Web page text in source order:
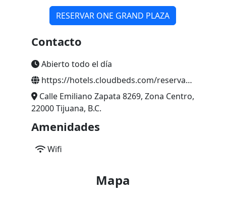
RESERVAR ONE GRAND PLAZA
Contacto
Abierto todo el día
https://hotels.cloudbeds.com/reservation/rA6Q2y#promo=VISITLAREVU
Calle Emiliano Zapata 8269, Zona Centro,
22000 Tijuana, B.C.
Amenidades
Wifi
Mapa